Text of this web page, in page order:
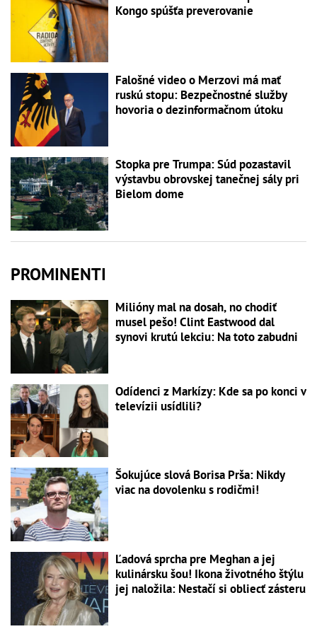
Kongo spúšťa preverovanie
Falošné video o Merzovi má mať
ruskú stopu: Bezpečnostné služby
hovoria o dezinformačnom útoku
Stopka pre Trumpa: Súd pozastavil
výstavbu obrovskej tanečnej sály pri
Bielom dome
PROMINENTI
Milióny mal na dosah, no chodiť
musel pešo! Clint Eastwood dal
synovi krutú lekciu: Na toto zabudni
Odídenci z Markízy: Kde sa po konci v
televízii usídlili?
Šokujúce slová Borisa Prša: Nikdy
viac na dovolenku s rodičmi!
Ľadová sprcha pre Meghan a jej
kulinársku šou! Ikona životného štýlu
jej naložila: Nestačí si obliecť zásteru